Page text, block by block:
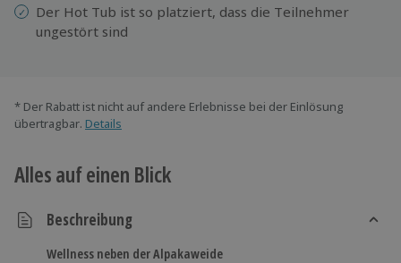
Der Hot Tub ist so platziert, dass die Teilnehmer
ungestört sind
* Der Rabatt ist nicht auf andere Erlebnisse bei der Einlösung
übertragbar. Details
Alles auf einen Blick
Beschreibung
Wellness neben der Alpakaweide